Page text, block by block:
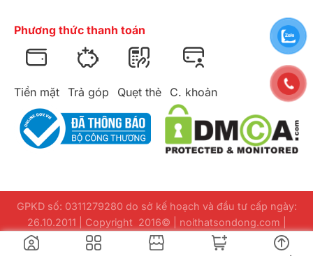
Phương thức thanh toán
Tiền mặt Trả góp Quẹt thẻ C. khoản
GPKD số: 0311279280 do sở kế hoạch và đầu tư cấp ngày:
26.10.2011 | Copyright 2016© | noithatsondong.com |
Design
webuuviet.com